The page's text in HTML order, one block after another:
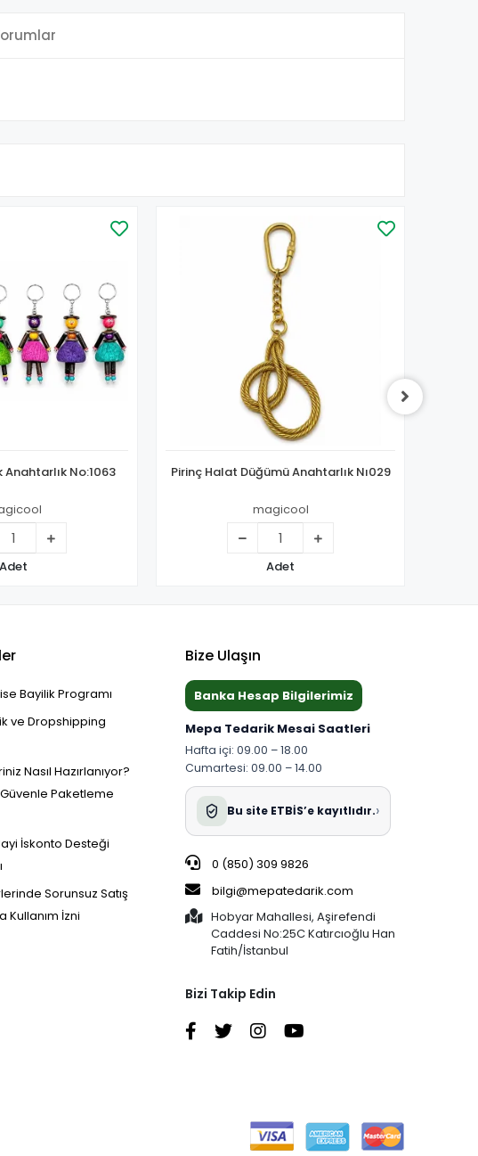
No:1063
Adet
Pirinç Halat Düğümü Anahtarlık Nı029
magicool
Adet
Bayilik Programı
ve Dropshipping
Nasıl Hazırlanıyor?
Paketleme
İskonto Desteği
Sorunsuz Satış
Kullanım İzni
Bize Ulaşın
Banka Hesap Bilgilerimiz
Mepa Tedarik Mesai Saatleri
Hafta içi: 09.00 – 18.00
Cumartesi: 09.00 – 14.00
Bu site ETBİS’e kayıtlıdır.›
0 (850) 309 9826
bilgi@mepatedarik.com
Hobyar Mahallesi, Aşirefendi
Caddesi No:25C Katırcıoğlu Han
Fatih/İstanbul
Bizi Takip Edin